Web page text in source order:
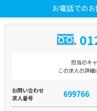
お電話での
担当のキ
この求人の詳
お問い合わせ
求人番号
699766